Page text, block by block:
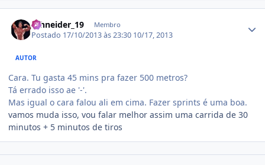
schneider_19 Membro
Postado 17/10/2013 às 23:30 10/17, 2013
AUTOR
Cara. Tu gasta 45 mins pra fazer 500 metros?
Tá errado isso ae '-'.
Mas igual o cara falou ali em cima. Fazer sprints é uma boa.
vamos muda isso, vou falar melhor assim uma carrida de 30
minutos + 5 minutos de tiros